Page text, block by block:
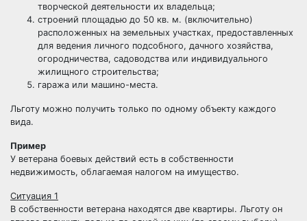
творческой деятельности их владельца;
строений площадью до 50 кв. м. (включительно)
расположенных на земельных участках, предоставленных
для ведения личного подсобного, дачного хозяйства,
огородничества, садоводства или индивидуального
жилищного строительства;
гаража или машино-места.
Льготу можно получить только по одному объекту каждого
вида.
Пример
У ветерана боевых действий есть в собственности
недвижимость, облагаемая налогом на имущество.
Ситуация 1
В собственности ветерана находятся две квартиры. Льготу он